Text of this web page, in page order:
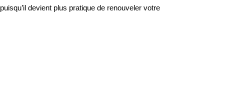
devient plus pratique de renouveler votre